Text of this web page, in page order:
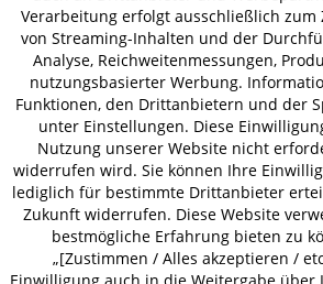
* Alle Preise inkl. gesetzl. Mehrwertsteuer
Verarbeitung erfolgt ausschließlich zum
von Streaming-Inhalten und der
Analyse, Reichweitenmessungen,
nutzungsbasierter Werbung.
Funktionen, den Drittanbietern und der
unter Einstellungen. Diese
Nutzung unserer Website nicht
widerrufen wird. Sie können Ihre
lediglich für bestimmte Drittanbieter
Zukunft widerrufen. Diese Website
bestmögliche Erfahrung bieten zu
„[Zustimmen / Alles akzeptieren /